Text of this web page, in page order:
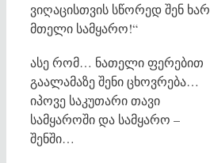
ვიღაცისთვის სწორედ შენ ხარ
მთელი სამყარო!“
ასე რომ… ნათელი ფერებით
გაალამაზე შენი ცხოვრება…
იპოვე საკუთარი თავი
სამყაროში და სამყარო –
შენში…